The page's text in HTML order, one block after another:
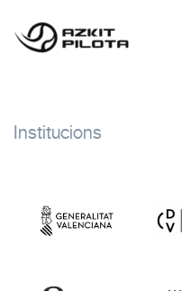
Institucions